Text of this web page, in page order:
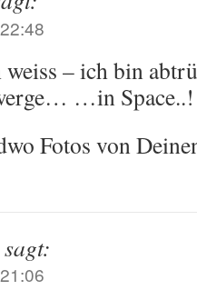
weiss – ich bin
…in Space..!
Fotos von
sagt: